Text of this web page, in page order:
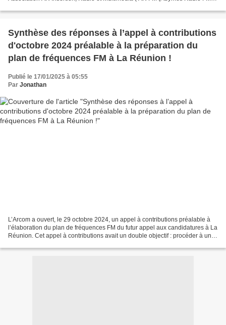
Synthèse des réponses à l’appel à contributions
d'octobre 2024 préalable à la préparation du
plan de fréquences FM à La Réunion !
Publié le 17/01/2025 à 05:55
Par Jonathan
L’Arcom a ouvert, le 29 octobre 2024, un appel à contributions préalable à
l’élaboration du plan de fréquences FM du futur appel aux candidatures à La
Réunion. Cet appel à contributions avait un double objectif : procéder à un